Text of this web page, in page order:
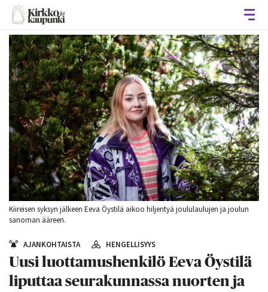
Kiireisen syksyn jälkeen Eeva Öystilä aikoo hiljentyä joululaulujen ja joulun
sanoman ääreen.
AJANKOHTAISTA HENGELLISYYS
Uusi luottamushenkilö Eeva Öystilä
liputtaa seurakunnassa nuorten ja